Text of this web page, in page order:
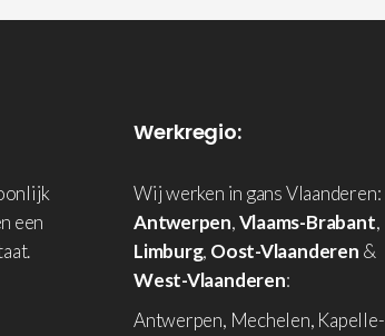
een
Werkregio:
Wij werken in gans Vlaanderen:
Antwerpen,Vlaams-Brabant,
Limburg, Oost-Vlaanderen &
West-Vlaanderen:
Antwerpen, Mechelen, Kapelle-